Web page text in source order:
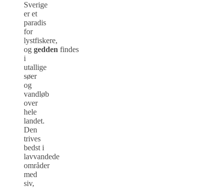
Sverige
er et
paradis
for
lystfiskere,
og gedden findes
i
utallige
søer
og
vandløb
over
hele
landet.
Den
trives
bedst i
lavvandede
områder
med
siv,